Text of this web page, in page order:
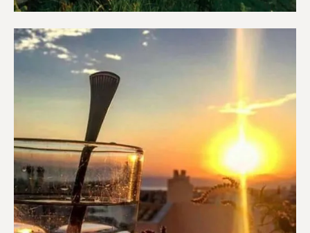
Διαμερίσματα